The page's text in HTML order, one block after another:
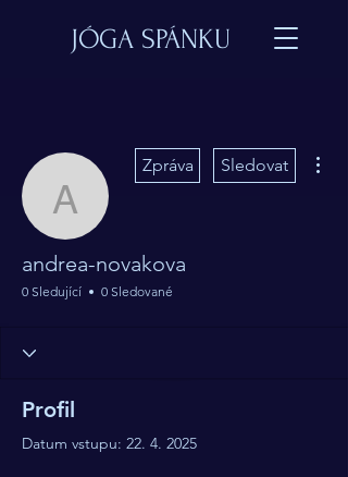
JÓGA SPÁNKU
andrea-novakova
Zpráva Sledovat
andrea-novakova
0 Sledující 0 Sledované
Profil
Datum vstupu: 22. 4. 2025